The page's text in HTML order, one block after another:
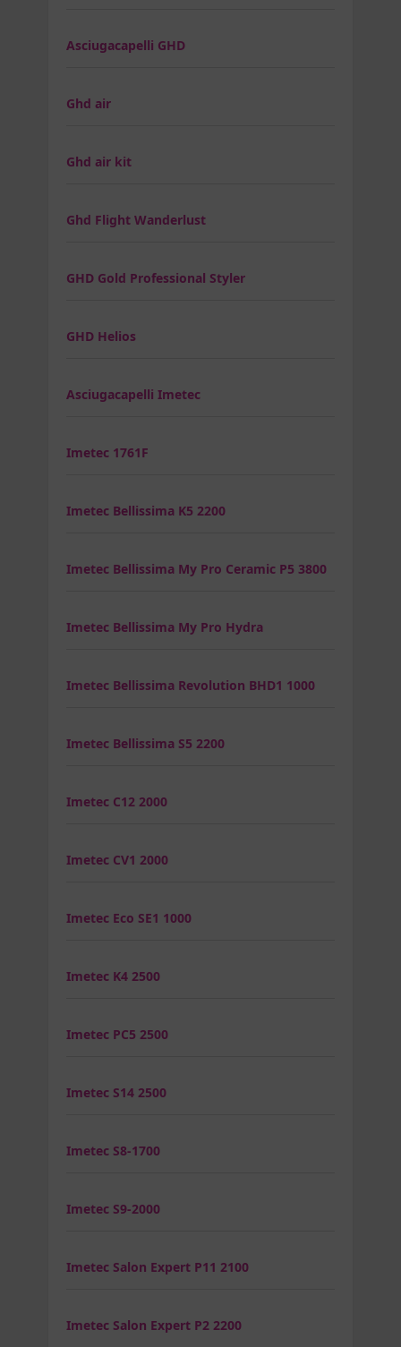
Asciugacapelli GHD
Ghd air
Ghd air kit
Ghd Flight Wanderlust
GHD Gold Professional Styler
GHD Helios
Asciugacapelli Imetec
Imetec 1761F
Imetec Bellissima K5 2200
Imetec Bellissima My Pro Ceramic P5 3800
Imetec Bellissima My Pro Hydra
Imetec Bellissima Revolution BHD1 1000
Imetec Bellissima S5 2200
Imetec C12 2000
Imetec CV1 2000
Imetec Eco SE1 1000
Imetec K4 2500
Imetec PC5 2500
Imetec S14 2500
Imetec S8-1700
Imetec S9-2000
Imetec Salon Expert P11 2100
Imetec Salon Expert P2 2200